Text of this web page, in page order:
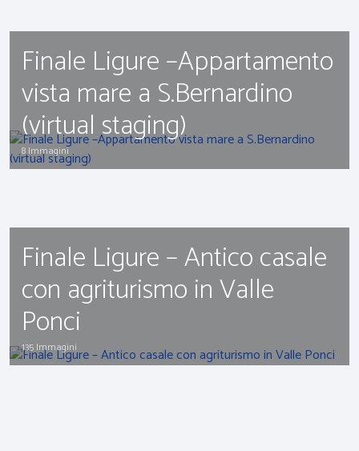
Finale Ligure –Appartamento
vista mare a S.Bernardino
(virtual staging)
8 Immagini
Finale Ligure – Antico casale
con agriturismo in Valle
Ponci
135 Immagini